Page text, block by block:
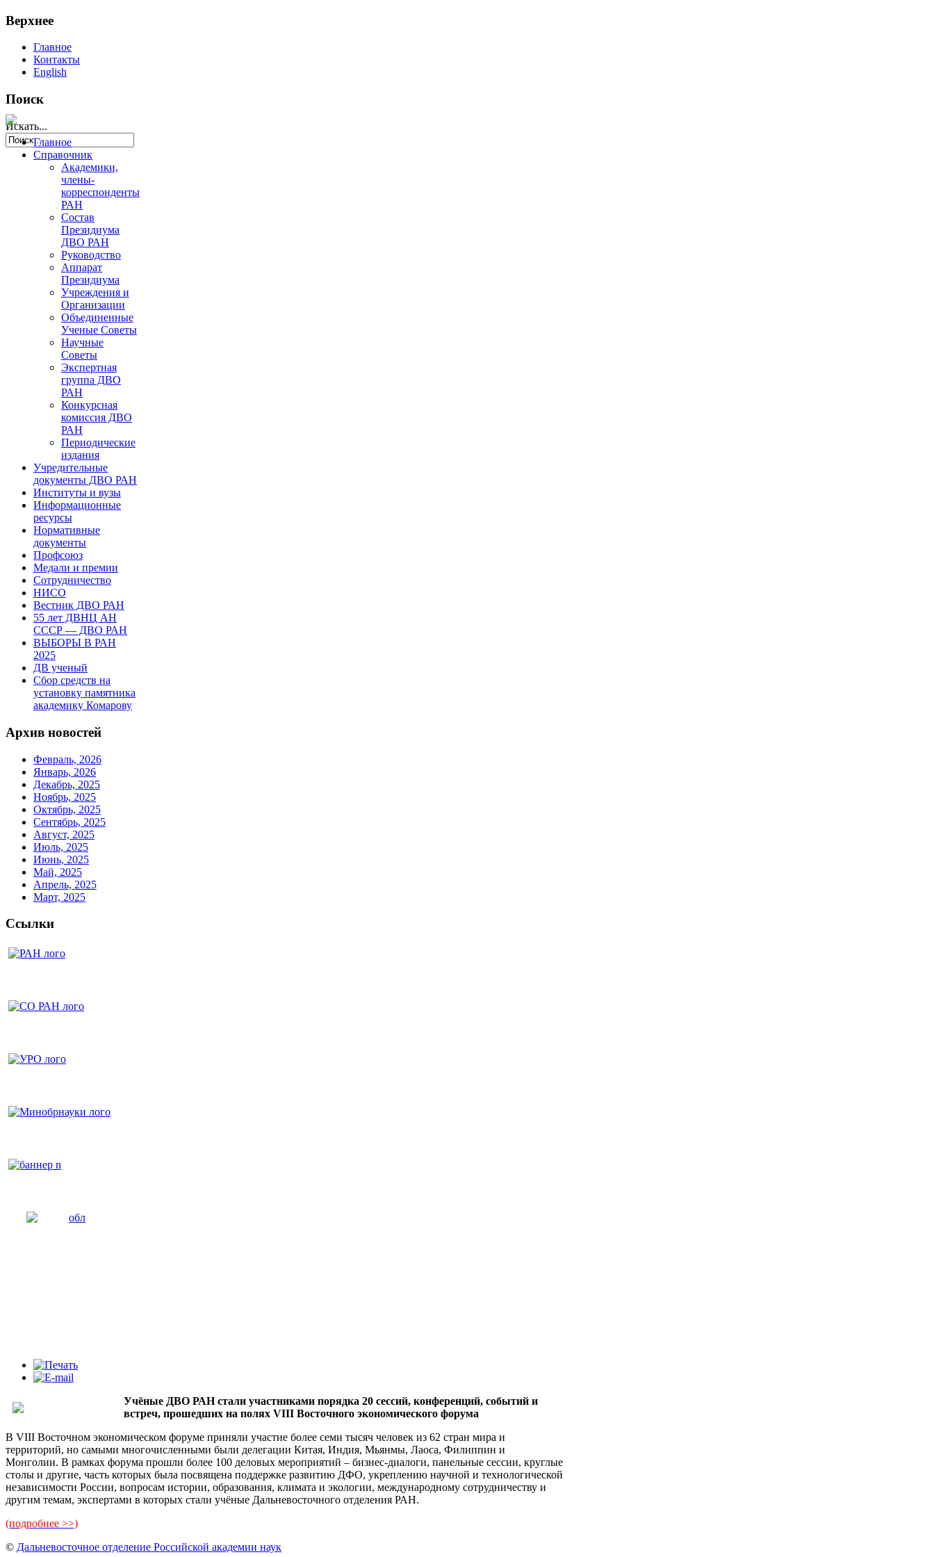
Верхнее
Главное
Контакты
English
Поиск
Искать...
Главное
Справочник
Академики,
члены-
корреспонденты
РАН
Состав
Президиума
ДВО РАН
Руководство
Аппарат
Президиума
Учреждения и
Организации
Объединенные
Ученые Советы
Научные
Советы
Экспертная
группа ДВО
РАН
Конкурсная
комиссия ДВО
РАН
Периодические
издания
Учредительные
документы ДВО РАН
Институты и вузы
Информационные
ресурсы
Нормативные
документы
Профсоюз
Медали и премии
Сотрудничество
НИСО
Вестник ДВО РАН
55 лет ДВНЦ АН
СССР — ДВО РАН
ВЫБОРЫ В РАН
2025
ДВ ученый
Сбор средств на
установку памятника
академику Комарову
Архив новостей
Февраль, 2026
Январь, 2026
Декабрь, 2025
Ноябрь, 2025
Октябрь, 2025
Сентябрь, 2025
Август, 2025
Июль, 2025
Июнь, 2025
Май, 2025
Апрель, 2025
Март, 2025
Ссылки
Учёные ДВО РАН стали участниками порядка 20 сессий, конференций, событий и
встреч, прошедших на полях VIII Восточного экономического форума
В VIII Восточном экономическом форуме приняли участие более семи тысяч человек из 62 стран мира и
территорий, но самыми многочисленными были делегации Китая, Индия, Мьянмы, Лаоса, Филиппин и
Монголии. В рамках форума прошли более 100 деловых мероприятий – бизнес-диалоги, панельные сессии, круглые
столы и другие, часть которых была посвящена поддержке развитию ДФО, укреплению научной и технологической
независимости России, вопросам истории, образования, климата и экологии, международному сотрудничеству и
другим темам, экспертами в которых стали учёные Дальневосточного отделения РАН.
(подробнее >>)
© Дальневосточное отделение Российской академии наук